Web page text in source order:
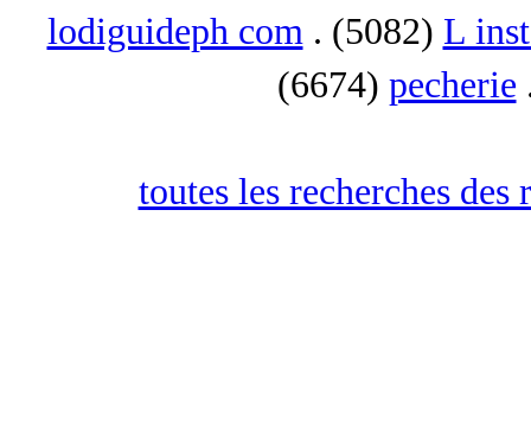
lodiguideph com. (5082) L
(6674) pecherie
toutes les recherches